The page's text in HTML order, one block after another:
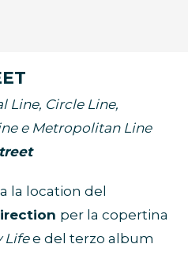
Line, Circle Line,
eMetropolitan Line
la location del
per la copertina
Lifee del terzo album